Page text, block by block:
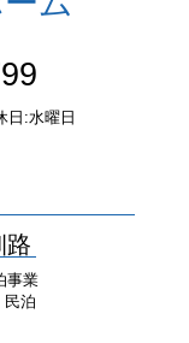
日:水曜日
路
事業
民泊